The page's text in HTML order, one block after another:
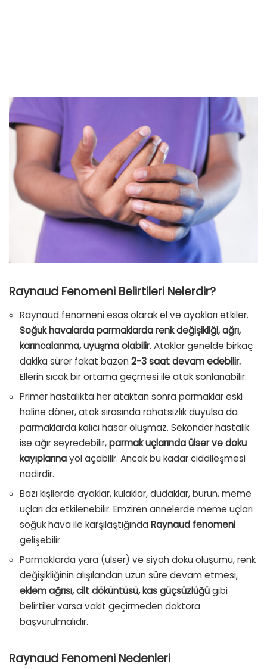
Raynaud Fenomeni Belirtileri Nelerdir?
Raynaud fenomeni esas olarak el ve ayakları etkiler.
Soğuk havalarda parmaklarda renk değişikliği, ağrı,
karıncalanma, uyuşma olabilir. Ataklar genelde birkaç
dakika sürer fakat bazen 2-3 saat devam edebilir.
Ellerin sıcak bir ortama geçmesi ile atak sonlanabilir.
Primer hastalıkta her ataktan sonra parmaklar eski
haline döner, atak sırasında rahatsızlık duyulsa da
parmaklarda kalıcı hasar oluşmaz. Sekonder hastalık
ise ağır seyredebilir,parmak uçlarında ülser ve doku
kayıplarınayol açabilir. Ancak bu kadar ciddileşmesi
nadirdir.
Bazı kişilerde ayaklar, kulaklar, dudaklar, burun, meme
uçları da etkilenebilir. Emziren annelerde meme uçları
soğuk hava ile karşılaştığında Raynaud fenomeni
gelişebilir.
Parmaklarda yara (ülser) ve siyah doku oluşumu, renk
değişikliğinin alışılandan uzun süre devam etmesi,
eklem ağrısı, cilt döküntüsü, kas güçsüzlüğügibi
belirtiler varsa vakit geçirmeden doktora
başvurulmalıdır.
Raynaud Fenomeni Nedenleri